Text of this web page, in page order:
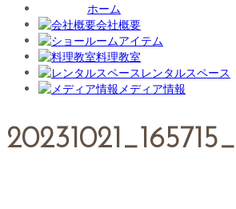
ホーム
会社概要
アイテム
料理教室
レンタルスペース
メディア情報